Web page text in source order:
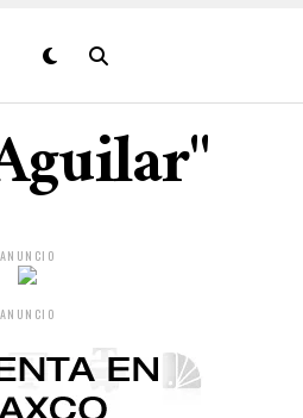
ANUNCIO
ANUNCIO